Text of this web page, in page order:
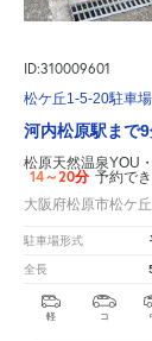
ID:310009601
松ケ丘1-5-20駐車場
河内松原駅まで
松原天然温泉YOU
14～20分 予約で
大阪府松原市松ケ
駐車場形式
全長
軽 コ